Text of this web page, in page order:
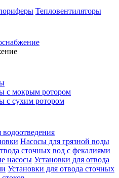
Тепловентиляторы
с мокрым ротором
с сухим ротором
Насосы для грязной воды
сточных вод c фекалиями
насосы Установки для отвода
Установки для отвода сточных